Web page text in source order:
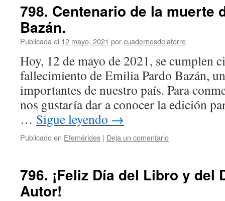
798. Centenario de la muerte
Bazán.
Publicada el 12 mayo, 2021 porcuadernosdelatorre
Hoy, 12 de mayo de 2021, se cumplen
fallecimiento de Emilia Pardo Bazán,
importantes de nuestro país. Para
nos gustaría dar a conocer la edición
… Sigue leyendo →
Publicado en Efemérides | Deja un comentario
796. ¡Feliz Día del Libro y del
Autor!